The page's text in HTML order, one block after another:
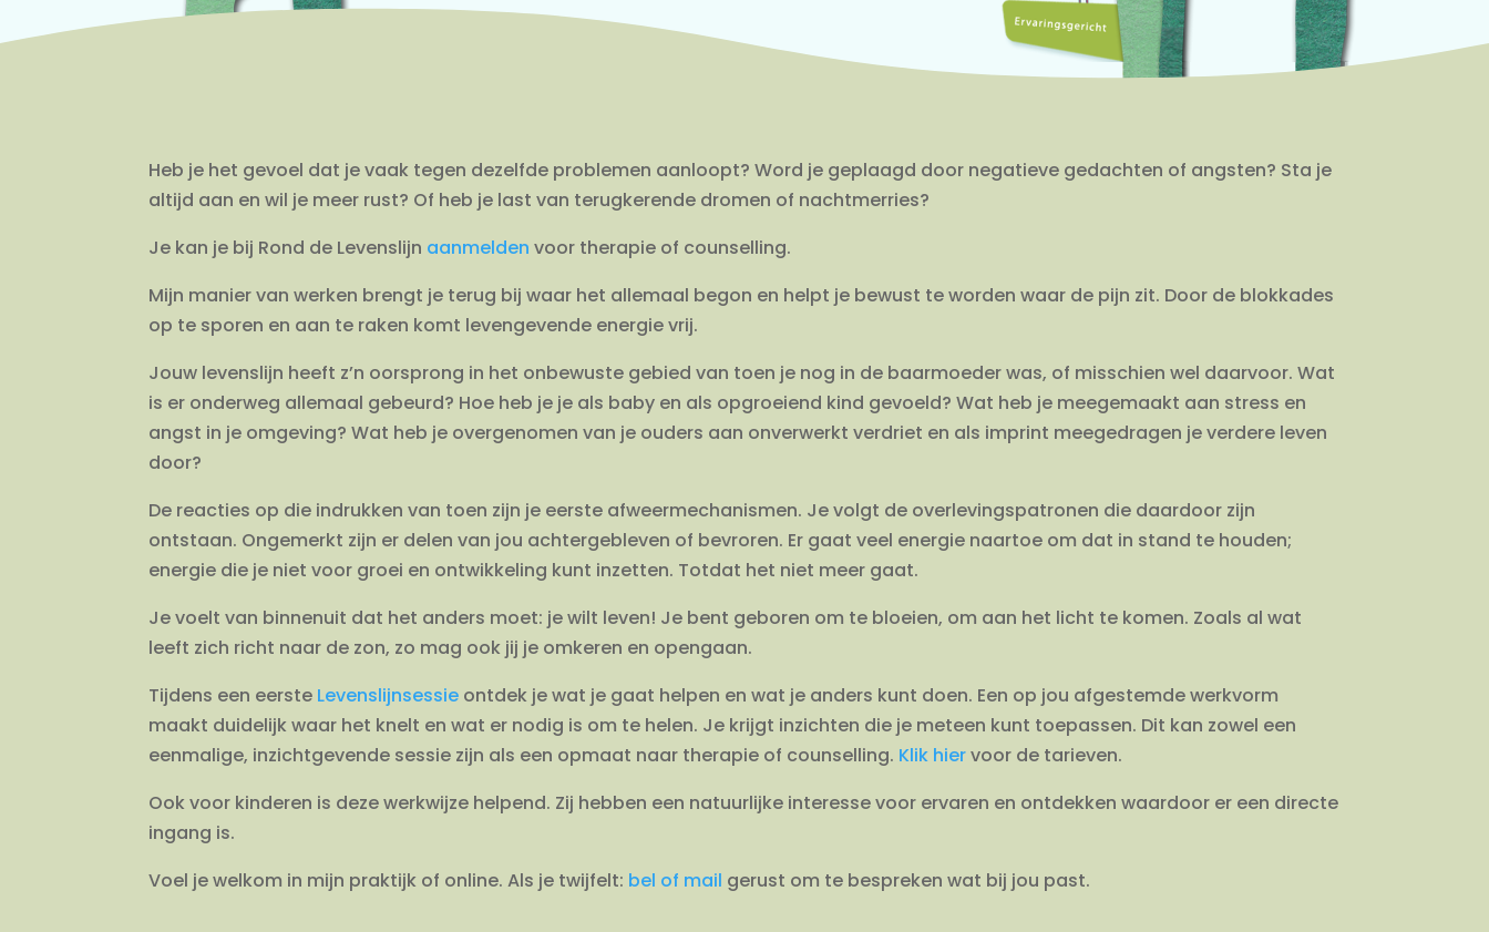
Heb je het gevoel dat je vaak tegen dezelfde problemen aanloopt? Word je geplaagd door negatieve gedachten of angsten? Sta je
altijd aan en wil je meer rust? Of heb je last van terugkerende dromen of nachtmerries?
Je kan je bij Rond de Levenslijn aanmelden voor therapie of counselling.
Mijn manier van werken brengt je terug bij waar het allemaal begon en helpt je bewust te worden waar de pijn zit. Door de blokkades
op te sporen en aan te raken komt levengevende energie vrij.
Jouw levenslijn heeft z’n oorsprong in het onbewuste gebied van toen je nog in de baarmoeder was, of misschien wel daarvoor. Wat
is er onderweg allemaal gebeurd? Hoe heb je je als baby en als opgroeiend kind gevoeld? Wat heb je meegemaakt aan stress en
angst in je omgeving? Wat heb je overgenomen van je ouders aan onverwerkt verdriet en als imprint meegedragen je verdere leven
door?
De reacties op die indrukken van toen zijn je eerste afweermechanismen. Je volgt de overlevingspatronen die daardoor zijn
ontstaan. Ongemerkt zijn er delen van jou achtergebleven of bevroren. Er gaat veel energie naartoe om dat in stand te houden;
energie die je niet voor groei en ontwikkeling kunt inzetten. Totdat het niet meer gaat.
Je voelt van binnenuit dat het anders moet: je wilt leven! Je bent geboren om te bloeien, om aan het licht te komen. Zoals al wat
leeft zich richt naar de zon, zo mag ook jij je omkeren en opengaan.
Tijdens een eerste Levenslijnsessie ontdek je wat je gaat helpen en wat je anders kunt doen. Een op jou afgestemde werkvorm
maakt duidelijk waar het knelt en wat er nodig is om te helen. Je krijgt inzichten die je meteen kunt toepassen. Dit kan zowel een
eenmalige, inzichtgevende sessie zijn als een opmaat naar therapie of counselling. Klik hiervoor de tarieven.
Ook voor kinderen is deze werkwijze helpend. Zij hebben een natuurlijke interesse voor ervaren en ontdekken waardoor er een directe
ingang is.
Voel je welkom in mijn praktijk of online. Als je twijfelt: bel of mail gerust om te bespreken wat bij jou past.